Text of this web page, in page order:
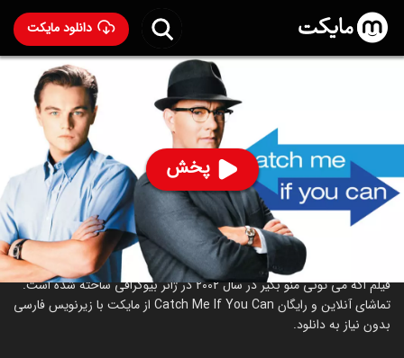
دانلود مایکت
پخش
- Catch Me If You Can 2002
ساخت کانادا سال 2002
رده سنی ۱۳+
جنایی
درام
درباره فیلم اگه می تونی منو بگیر
فیلم اگه می تونی منو بگیر در سال 2002 در ژانر بیوگرافی ساخته شده است.
تماشای آنلاین و رایگان Catch Me If You Can از مایکت با زیرنویس فارسی
بدون نیاز به دانلود.